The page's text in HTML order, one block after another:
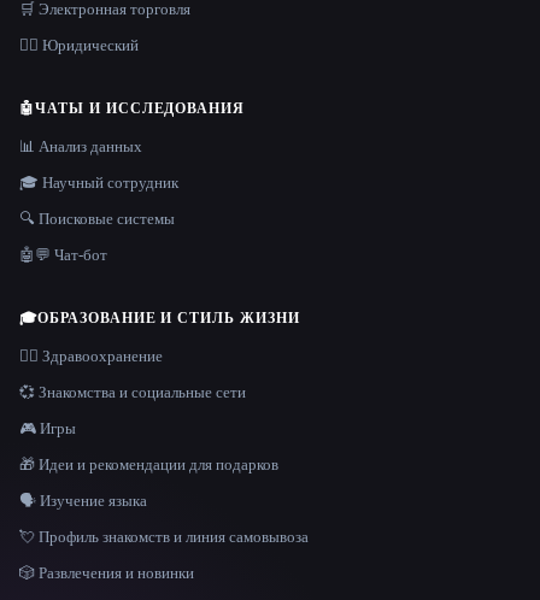
🛒 Электронная торговля
👩‍⚖️ Юридический
🤖ЧАТЫ И ИССЛЕДОВАНИЯ
📊 Анализ данных
🎓 Научный сотрудник
🔍 Поисковые системы
🤖💬 Чат-бот
🎓ОБРАЗОВАНИЕ И СТИЛЬ ЖИЗНИ
👩‍⚕️ Здравоохранение
💞 Знакомства и социальные сети
🎮 Игры
🎁 Идеи и рекомендации для подарков
🗣️ Изучение языка
💘 Профиль знакомств и линия самовывоза
🎲 Развлечения и новинки